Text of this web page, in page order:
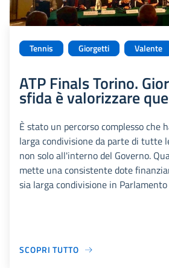
Tennis Giorgetti Valente
ATP Finals Torino.
sfida è valorizzare
È stato un percorso complesso che
larga condivisione da parte di tutte
non solo all'interno del Governo.
mette una consistente dote
sia larga condivisione in Parlamento
SCOPRI TUTTO